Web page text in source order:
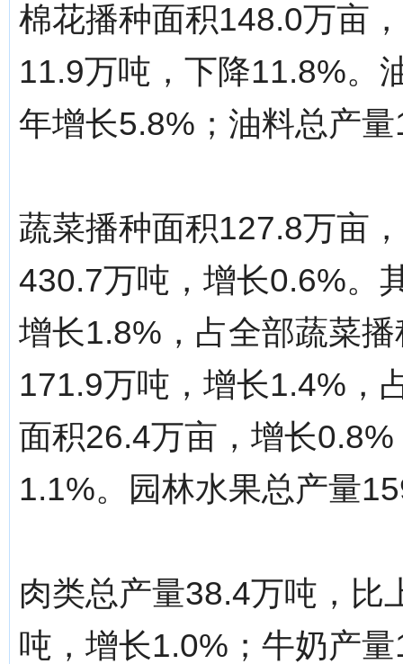
棉花播种面积148.0万亩
11.9万吨，下降11.8%。
年增长5.8%；油料总产
蔬菜播种面积127.8万亩
430.7万吨，增长0.6%。
增长1.8%，占全部蔬菜
171.9万吨，增长1.4%，
面积26.4万亩，增长
1.1%。园林水果总产量
肉类总产量38.4万吨，比
吨，增长1.0%；牛奶产